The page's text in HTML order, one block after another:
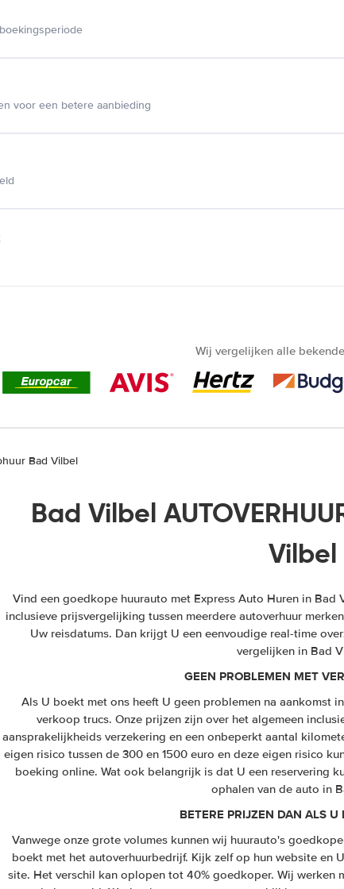
voor een betere aanbieding
Wij vergelijken alle
Bad Vilbel
Bad Vilbel
Vilbel
Vind een goedkope huurauto met Express Auto Huren in
inclusieve prijsvergelijking tussen meerdere autoverhuur
Uw reisdatums. Dan krijgt U een eenvoudige real-time
vergelijken in Bad
GEEN PROBLEMEN MET
Als U boekt met ons heeft U geen problemen na aankomst
verkoop trucs. Onze prijzen zijn over het algemeen
aansprakelijkheids verzekering en een onbeperkt aantal
eigen risico tussen de 300 en 1500 euro en deze eigen risico
boeking online. Wat ook belangrijk is dat U een reservering
ophalen van de auto in
BETERE PRIJZEN DAN ALS U
Vanwege onze grote volumes kunnen wij huurauto's
boekt met het autoverhuurbedrijf. Kijk zelf op hun website en
site. Het verschil kan oplopen tot 40% goedkoper. Wij werken